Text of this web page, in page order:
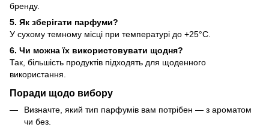
бренду.
5. Як зберігати парфуми?
У сухому темному місці при температурі до +25°C.
6. Чи можна їх використовувати щодня?
Так, більшість продуктів підходять для щоденного
використання.
Поради щодо вибору
Визначте, який тип парфумів вам потрібен — з ароматом
чи без.